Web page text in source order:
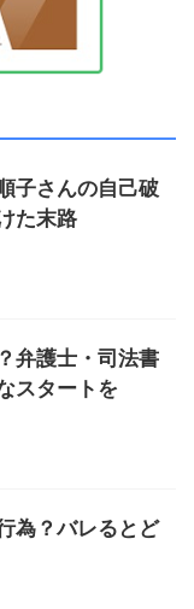
子さんの自己破
た末路
弁護士・司法書
スタートを
為？バレるとど